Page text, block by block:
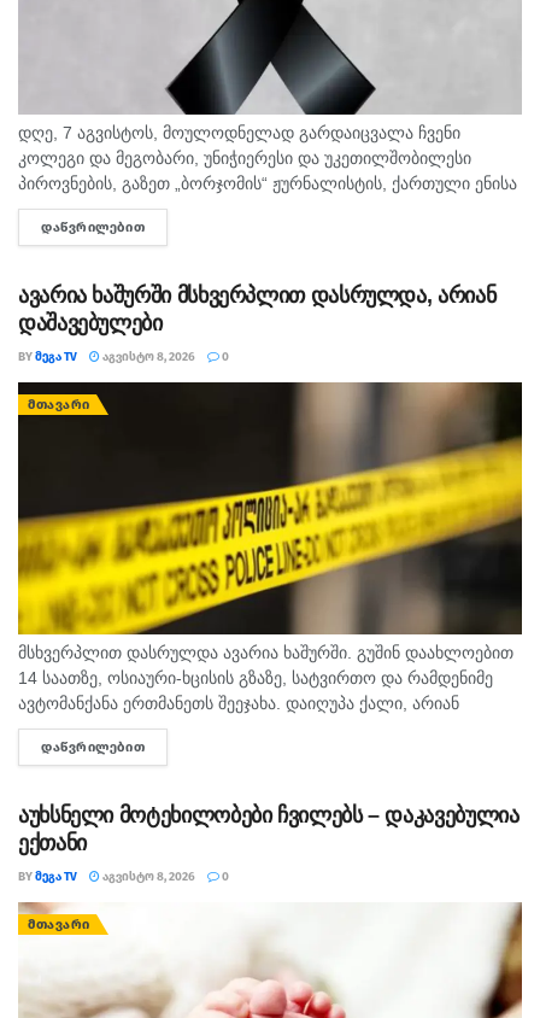
დღე, 7 აგვისტოს, მოულოდნელად გარდაიცვალა ჩვენი
კოლეგი და მეგობარი, უნიჭიერესი და უკეთილშობილესი
პიროვნების, გაზეთ „ბორჯომის“ ჟურნალისტის, ქართული ენისა
და ლიტერატურის პედაგოგი მონიკა ჭანტურია. "მეგა ტვ"
უდიდეს მწუხარებას გამოვხატავს მონიკა ჭანტურიას
ᲓᲐᲬᲕᲠᲘᲚᲔᲑᲘᲗ
ავარია ხაშურში მსხვერპლით დასრულდა, არიან
დაშავებულები
BYᲛᲔᲒᲐ TV ᲐᲒᲕᲘᲡᲢᲝ 8, 2026 0
ᲛᲗᲐᲕᲐᲠᲘ
მსხვერპლით დასრულდა ავარია ხაშურში. გუშინ დაახლოებით
14 საათზე, ოსიაური-ხცისის გზაზე, სატვირთო და რამდენიმე
ავტომანქანა ერთმანეთს შეეჯახა. დაიღუპა ქალი, არიან
დაშავებულებიც. შსს-ს ინფორმაციით, გამოძიება 276-ე მუხლის
მე-6 ნაწილით მიმდინარეობს.
ᲓᲐᲬᲕᲠᲘᲚᲔᲑᲘᲗ
აუხსნელი მოტეხილობები ჩვილებს – დაკავებულია
ექთანი
BYᲛᲔᲒᲐ TV ᲐᲒᲕᲘᲡᲢᲝ 8, 2026 0
ᲛᲗᲐᲕᲐᲠᲘ